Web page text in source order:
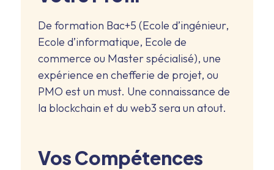
De formation Bac+5 (Ecole d’ingénieur,
Ecole d’informatique, Ecole de
commerce ou Master spécialisé), une
expérience en chefferie de projet, ou
PMO est un must. Une connaissance de
la blockchain et du web3 sera un atout.
Vos Compétences